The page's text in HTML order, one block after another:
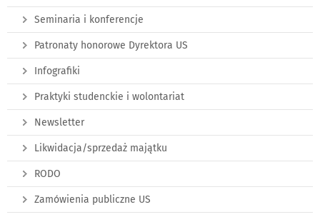
Seminaria i konferencje
Patronaty honorowe Dyrektora US
Infografiki
Praktyki studenckie i wolontariat
Newsletter
Likwidacja/sprzedaż majątku
RODO
Zamówienia publiczne US